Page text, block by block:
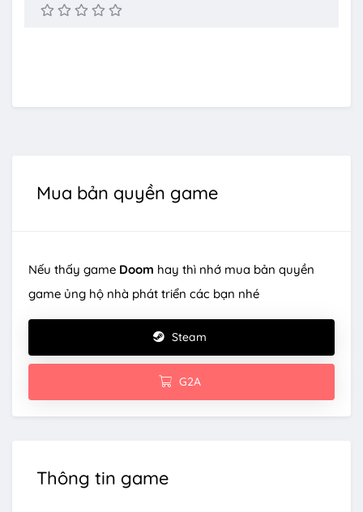
Mua bản quyền game
Nếu thấy game Doom hay thì nhớ mua bản quyền
game ủng hộ nhà phát triển các bạn nhé
Steam
G2A
Thông tin game